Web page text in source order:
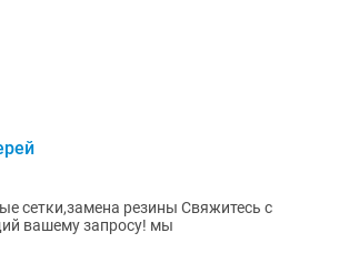
резины Свяжитесь с
вашему запросу! мы